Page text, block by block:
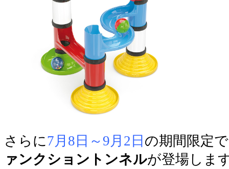
さらに7月8日～9月2日 の期間限定
ァンクショントンネルが登場しま